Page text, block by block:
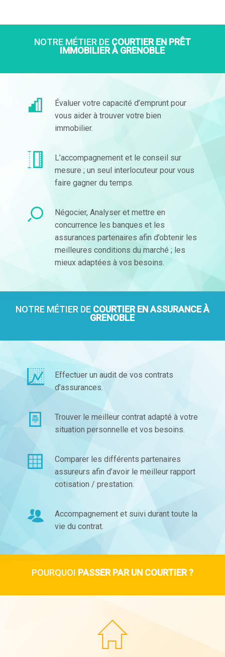
NOTRE MÉTIER DE COURTIER EN PRÊT
IMMOBILIER À GRENOBLE
Évaluer votre capacité d’emprunt pour
vous aider à trouver votre bien
immobilier.
L’accompagnement et le conseil sur
mesure ; un seul interlocuteur pour vous
faire gagner du temps.
Négocier, Analyser et mettre en
concurrence les banques et les
assurances partenaires afin d’obtenir les
meilleures conditions du marché ; les
mieux adaptées à vos besoins.
NOTRE MÉTIER DE COURTIER EN ASSURANCE À
GRENOBLE
Effectuer un audit de vos contrats
d’assurances.
Trouver le meilleur contrat adapté à votre
situation personnelle et vos besoins.
Comparer les différents partenaires
assureurs afin d’avoir le meilleur rapport
cotisation / prestation.
Accompagnement et suivi durant toute la
vie du contrat.
POURQUOI PASSER PAR UN COURTIER ?